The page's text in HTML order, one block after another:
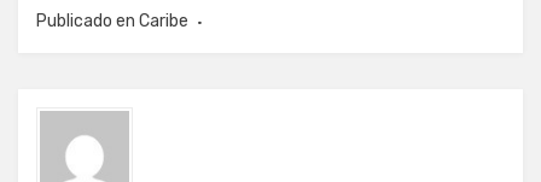
Publicado en Caribe